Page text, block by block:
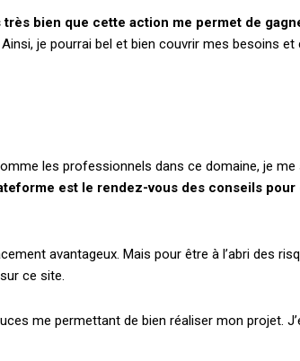
très bien que cette action me permet de
je pourrai bel et bien couvrir mes besoins et
les professionnels dans ce domaine, je me
est le rendez-vous des conseils pour
avantageux. Mais pour être à l’abri des
ce site.
me permettant de bien réaliser mon projet.